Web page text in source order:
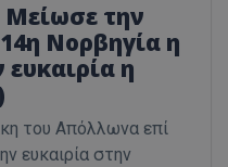
Μείωσε την
Νορβηγία η
η
του Απόλλωνα επί
ευκαιρία στην